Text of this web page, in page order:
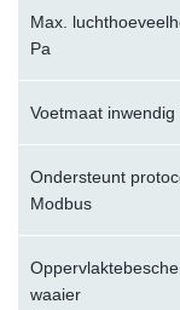
Max.
Pa
Voetmaat
Ondersteunt
Modbus
waaier